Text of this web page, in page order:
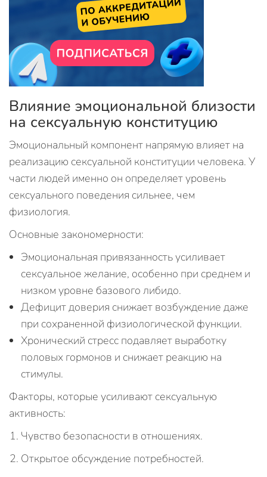
Влияние эмоциональной близости
на сексуальную конституцию
Эмоциональный компонент напрямую влияет на
реализацию сексуальной конституции человека. У
части людей именно он определяет уровень
сексуального поведения сильнее, чем
физиология.
Основные закономерности:
Эмоциональная привязанность усиливает
сексуальное желание, особенно при среднем и
низком уровне базового либидо.
Дефицит доверия снижает возбуждение даже
при сохраненной физиологической функции.
Хронический стресс подавляет выработку
половых гормонов и снижает реакцию на
стимулы.
Факторы, которые усиливают сексуальную
активность:
Чувство безопасности в отношениях.
Открытое обсуждение потребностей.